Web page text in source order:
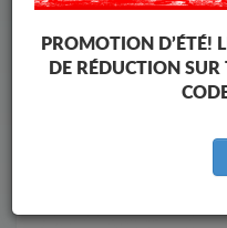
Marques
PROMOTION D’ÉTÉ!
DE RÉDUCTION